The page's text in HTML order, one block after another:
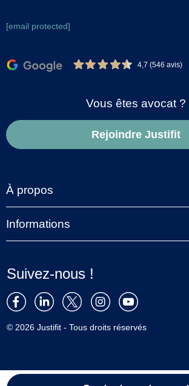
[email protected]
4,7 (546 avis)
Vous êtes avocat ?
Rejoindre Justifit
À propos
Informations
Suivez-nous !
© 2026 Justifit - Tous droits réservés